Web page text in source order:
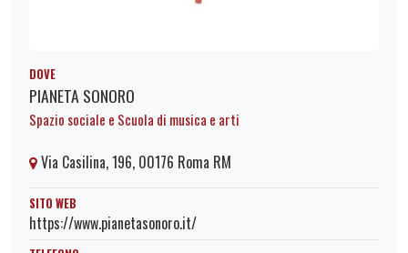
DOVE
PIANETA SONORO
Spazio sociale e Scuola di musica e arti
Via Casilina, 196, 00176 Roma RM
SITO WEB
https://www.pianetasonoro.it/